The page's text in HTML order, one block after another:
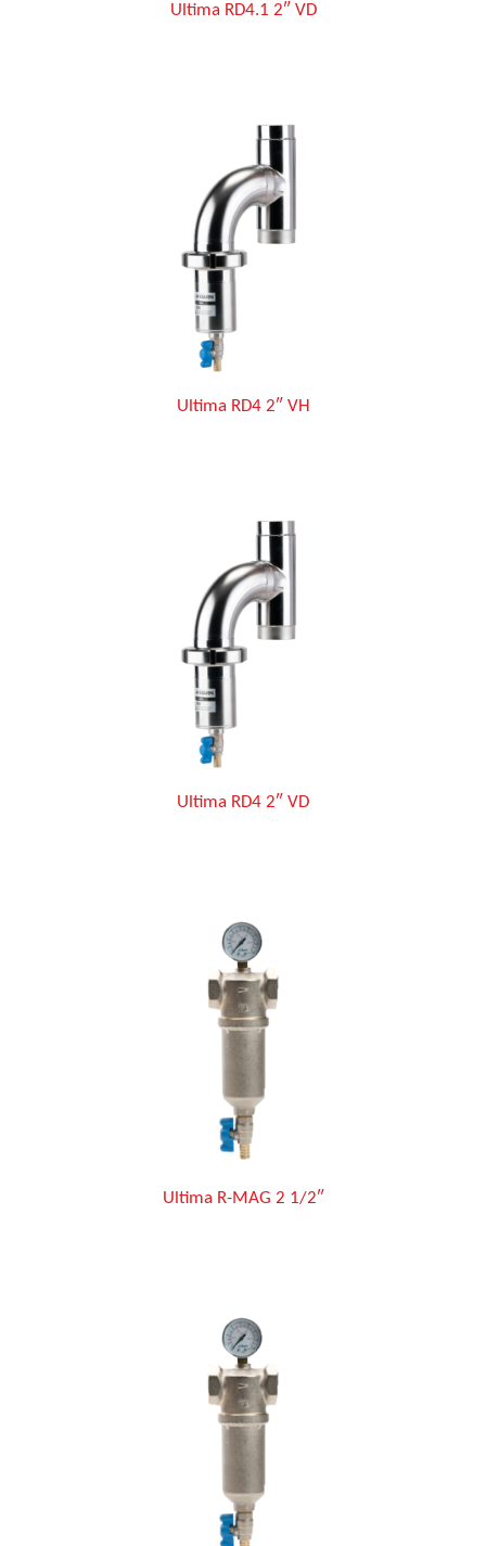
Ultima RD4.1 2″ VD
Ultima RD4 2″ VH
Ultima RD4 2″ VD
Ultima R-MAG 2 1/2″